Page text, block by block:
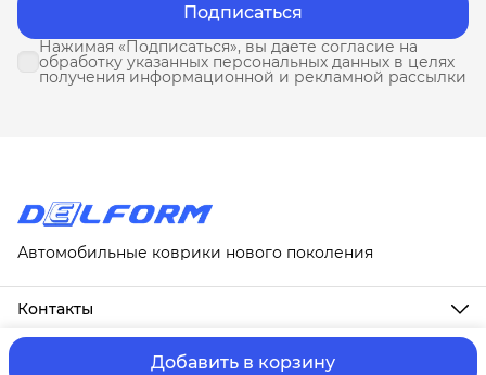
Добавить в корзину
Подписаться
Нажимая «Подписаться», вы даете согласие на
обработку указанных персональных данных в целях
получения информационной и рекламной рассылки
Автомобильные коврики нового поколения
Контакты
Адрес
г. Москва, ул. Новослободская, д. 20, 1А
ⓒ ИП Третьякова Т.А.Оплата и Доставка